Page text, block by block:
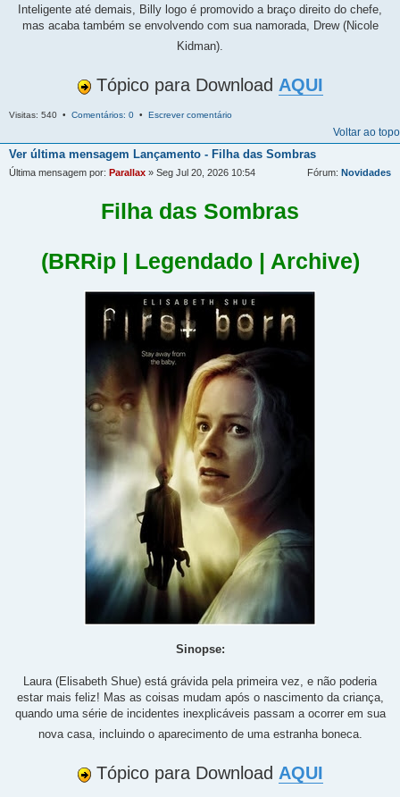
Inteligente até demais, Billy logo é promovido a braço direito do chefe,
mas acaba também se envolvendo com sua namorada, Drew (Nicole
Kidman).
Tópico para Download AQUI
Visitas: 540 • Comentários: 0 • Escrever comentário
Voltar ao topo
Ver última mensagem Lançamento - Filha das Sombras
Última mensagem por: Parallax » Seg Jul 20, 2026 10:54 Fórum: Novidades
Filha das Sombras
(BRRip | Legendado | Archive)
Sinopse:
Laura (Elisabeth Shue) está grávida pela primeira vez, e não poderia
estar mais feliz! Mas as coisas mudam após o nascimento da criança,
quando uma série de incidentes inexplicáveis passam a ocorrer em sua
nova casa, incluindo o aparecimento de uma estranha boneca.
Tópico para Download AQUI